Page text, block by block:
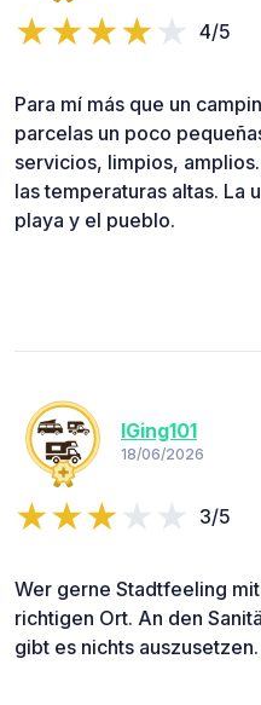
4/5
Para mí más que un
parcelas un poco
servicios, limpios,
las temperaturas altas. La
playa y el pueblo.
IGing101
18/06/2026
3/5
Wer gerne Stadtfeeling
richtigen Ort. An den
gibt es nichts